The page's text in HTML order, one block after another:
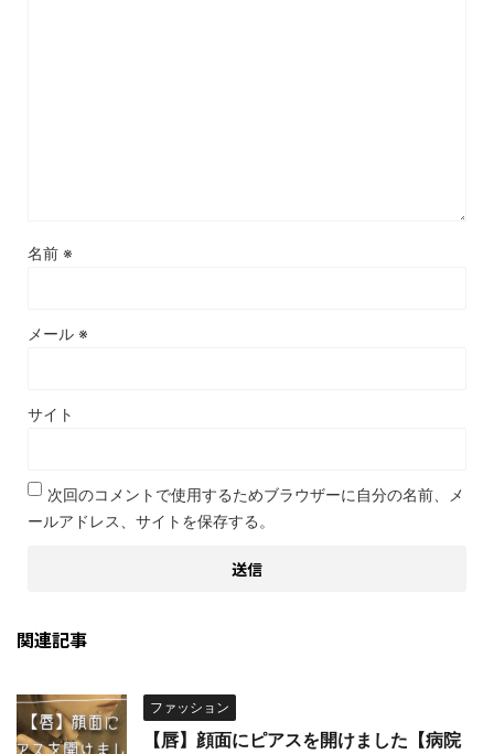
名前 ※
メール ※
サイト
次回のコメントで使用するためブラウザーに自分の名前、メ
ールアドレス、サイトを保存する。
関連記事
ファッション
【唇】顔面にピアスを開けました【病院